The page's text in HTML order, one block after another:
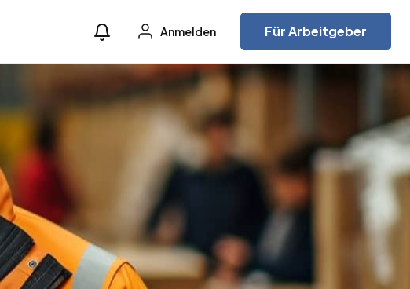
Anmelden Für Arbeitgeber